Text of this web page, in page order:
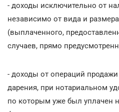
- доходы исключительно от
независимо от вида и
(выплаченного,
случаев, прямо
- доходы от операций
дарения, при нотариальном
по которым уже был уплачен